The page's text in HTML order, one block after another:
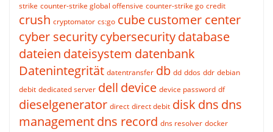
strike counter-strike global offensive counter-strike go credit
crush cryptomator cs:go cubecustomer center
cyber securitycybersecuritydatabase
dateien dateisystem datenbank
Datenintegrität datentransfer db dd ddos ddr debian
debit dedicated server dell device device password df
dieselgenerator direct direct debit disk dns dns
managementdns record dns resolver docker